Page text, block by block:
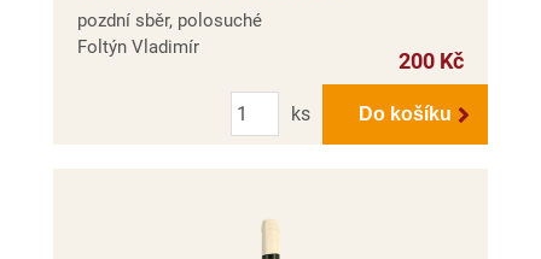
pozdní sběr, polosuché
Foltýn Vladimír
200 Kč
Počet
ks
Do košíku